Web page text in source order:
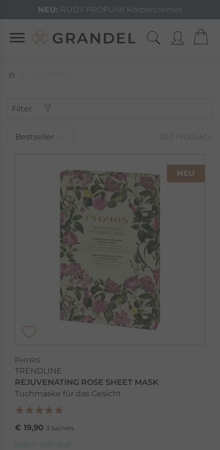
NEU: RUDY PROFUMI Körpercremes
Filter
Bestseller
NEU
PHYRIS
TRENDLINE
REJUVENATING ROSE SHEET MASK
Tuchmaske für das Gesicht
€ 19,90 3 Sachets
sofort lieferbar